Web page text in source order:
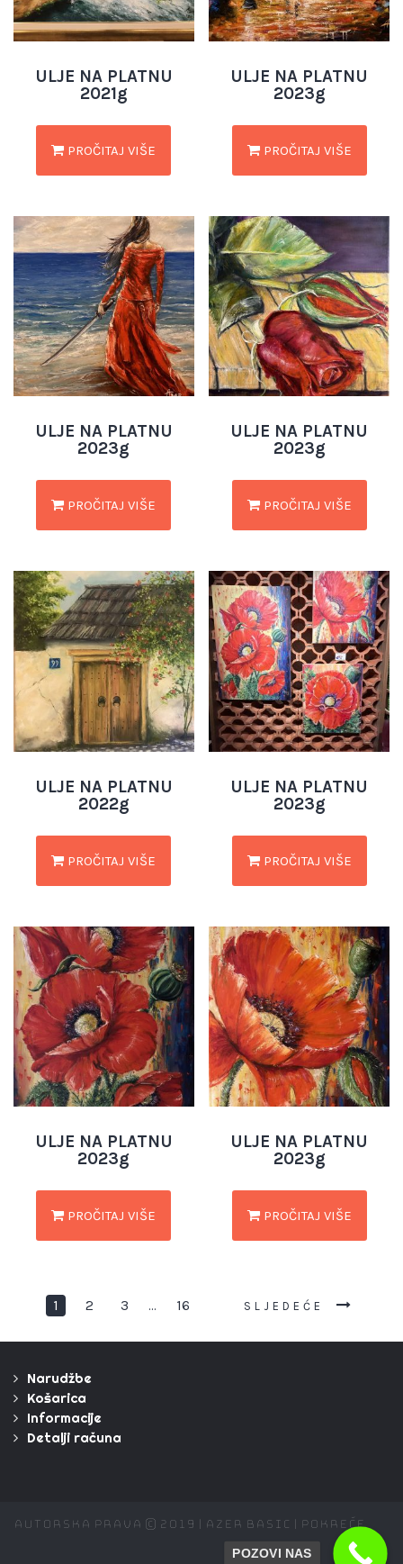
ULJE NA PLATNU
2021g
PROČITAJ VIŠE
ULJE NA PLATNU
2023g
PROČITAJ VIŠE
ULJE NA PLATNU
2023g
PROČITAJ VIŠE
ULJE NA PLATNU
2023g
PROČITAJ VIŠE
ULJE NA PLATNU
2022g
PROČITAJ VIŠE
ULJE NA PLATNU
2023g
PROČITAJ VIŠE
ULJE NA PLATNU
2023g
PROČITAJ VIŠE
ULJE NA PLATNU
2023g
PROČITAJ VIŠE
1 2 3 … 16 SLJEDEĆE
Narudžbe
Košarica
Informacije
Detalji računa
Autorska prava © 2019 | Azer Basic | Pokreće
POZOVI NAS